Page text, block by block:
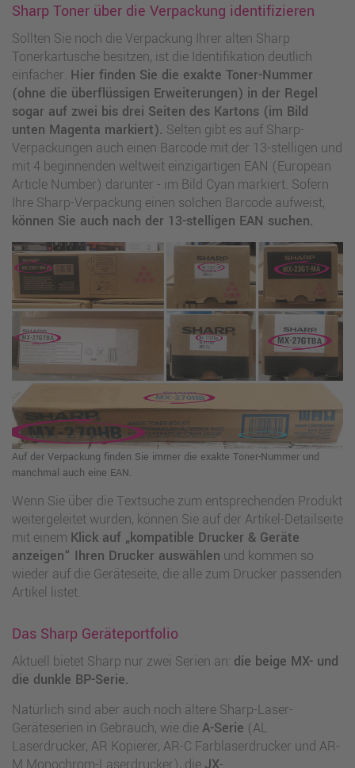
Sharp Toner über die Verpackung identifizieren
Sollten Sie noch die Verpackung Ihrer alten Sharp
Tonerkartusche besitzen, ist die Identifikation deutlich
einfacher. Hier finden Sie die exakte Toner-Nummer
(ohne die überflüssigen Erweiterungen) in der Regel
sogar auf zwei bis drei Seiten des Kartons (im Bild
unten Magenta markiert). Selten gibt es auf Sharp-
Verpackungen auch einen Barcode mit der 13-stelligen und
mit 4 beginnenden weltweit einzigartigen EAN (European
Article Number) darunter - im Bild Cyan markiert. Sofern
Ihre Sharp-Verpackung einen solchen Barcode aufweist,
können Sie auch nach der 13-stelligen EAN suchen.
Auf der Verpackung finden Sie immer die exakte Toner-Nummer und
manchmal auch eine EAN.
Wenn Sie über die Textsuche zum entsprechenden Produkt
weitergeleitet wurden, können Sie auf der Artikel-Detailseite
mit einem Klick auf „kompatible Drucker & Geräte
anzeigen“ Ihren Drucker auswählen und kommen so
wieder auf die Geräteseite, die alle zum Drucker passenden
Artikel listet.
Das Sharp Geräteportfolio
Aktuell bietet Sharp nur zwei Serien an: die beige MX- und
die dunkle BP-Serie.
Natürlich sind aber auch noch ältere Sharp-Laser-
Geräteserien in Gebrauch, wie dieA-Serie (AL
Laserdrucker, AR Kopierer, AR-C Farblaserdrucker und AR-
M Monochrom-Laserdrucker), die JX-